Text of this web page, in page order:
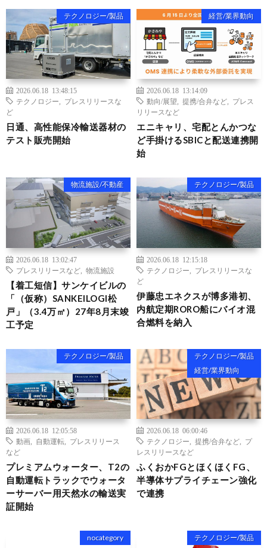
テクノロジー/製品
2026.06.18 13:48:15
テクノロジー
プレスリリースな
ど
日通、高性能保冷輸送器材の
テスト販売開始
経営/業界動向
2026.06.18 13:14:09
動向/展望
提携/合弁など
プレス
リリースなど
エニキャリ、宅配とんかつな
ど手掛けるSBICと配送連携開
始
物流施設/不動産
2026.06.18 13:02:47
プレスリリースなど
物流施設
【着工短信】サンケイビルの
「（仮称）SANKEILOGI松
戸」（3.4万㎡）27年8月末竣
工予定
テクノロジー/製品
2026.06.18 12:15:18
テクノロジー
プレスリリースな
ど
伊藤忠エネクスが博多港初、
内航定期RORO船にバイオ混
合燃料を納入
テクノロジー/製品
2026.06.18 12:05:58
動画
自動運転
プレスリリース
など
プレミアムウォーター、T2の
自動運転トラックでウォータ
ーサーバー用天然水の輸送実
証開始
テクノロジー/製品
経営/業界動向
2026.06.18 06:00:46
テクノロジー
提携/合弁など
プ
レスリリースなど
ふくおかFGとほくほくFG、
半導体サプライチェーン強化
で連携
nocategory テクノロジー/製品